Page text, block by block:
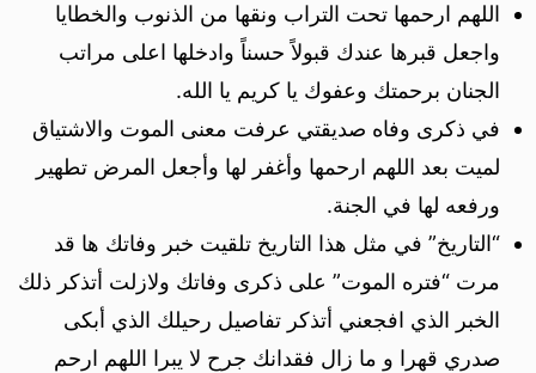
اللهم ارحمها تحت التراب ونقها من الذنوب والخطايا
واجعل قبرها عندك قبولاً حسناً وادخلها اعلى مراتب
الجنان برحمتك وعفوك يا كريم يا الله.
في ذكرى وفاه صديقتي عرفت معنى الموت والاشتياق
لميت بعد اللهم ارحمها وأغفر لها وأجعل المرض تطهير
ورفعه لها في الجنة.
“التاريخ” في مثل هذا التاريخ تلقيت خبر وفاتك ها قد
مرت “فتره الموت” على ذكرى وفاتك ولازلت أتذكر ذلك
الخبر الذي افجعني أتذكر تفاصيل رحيلك الذي أبكى
صدري قهرا و ما زال فقدانك جرح لا يبرا اللهم ارحم